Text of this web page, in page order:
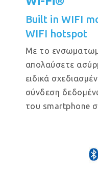
Built in WIFI
WIFI hotspot
Με το
απολαύσετε
ειδικά
σύνδεση
του smartphone